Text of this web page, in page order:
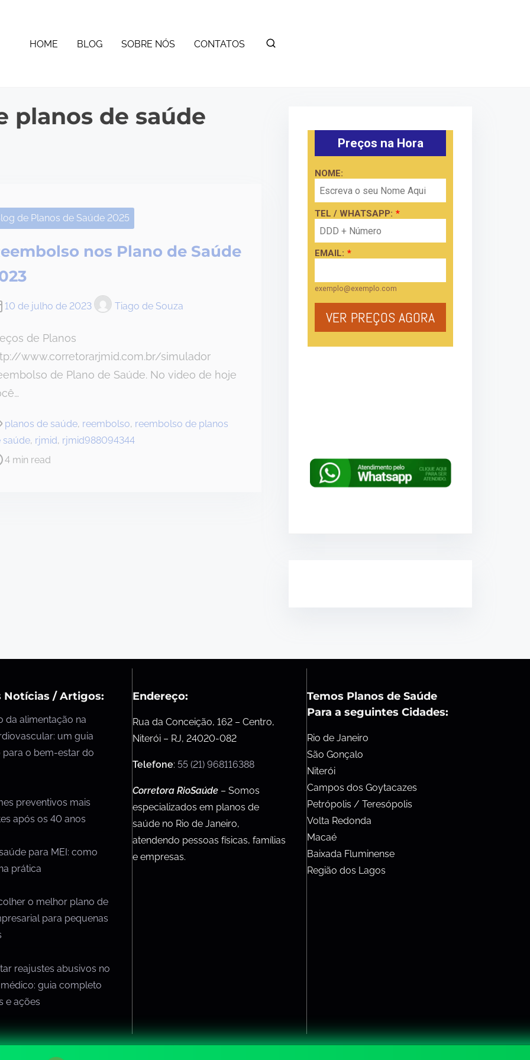
HOME BLOG SOBRE NÓS CONTATOS
planos de saúde
de Planos de Saúde 2025
nos Plano de Saúde
10 de julho de 2023 Tiago de Souza
de Planos
www.corretorarjmid.com.br/simulador
de Plano de Saúde. No video de hoje
planos de saúde, reembolso, reembolso de planos
saúde, rjmid, rjmid988094344
4 min read
Notícias / Artigos:
da alimentação na
um guia
o bem-estar do
preventivos mais
após os 40 anos
para MEI: como
prática
o melhor plano de
para pequenas
reajustes abusivos no
guia completo
e ações
Endereço:
Rua da Conceição, 162 – Centro,
Niterói – RJ, 24020-082
Telefone: 55 (21) 968116388
Corretora RioSaúde – Somos
especializados em planos de
saúde no Rio de Janeiro,
atendendo pessoas físicas, famílias
e empresas.
Temos Planos de Saúde
Para a seguintes Cidades:
Rio de Janeiro
São Gonçalo
Niterói
Campos dos Goytacazes
Petrópolis / Teresópolis
Volta Redonda
Macaé
Baixada Fluminense
Região dos Lagos